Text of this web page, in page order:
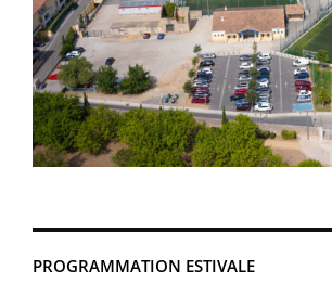
PROGRAMMATION ESTIVALE